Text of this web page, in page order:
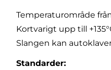
Temperaturområde
Kortvarigt upp till
Slangen kan
Standarder: